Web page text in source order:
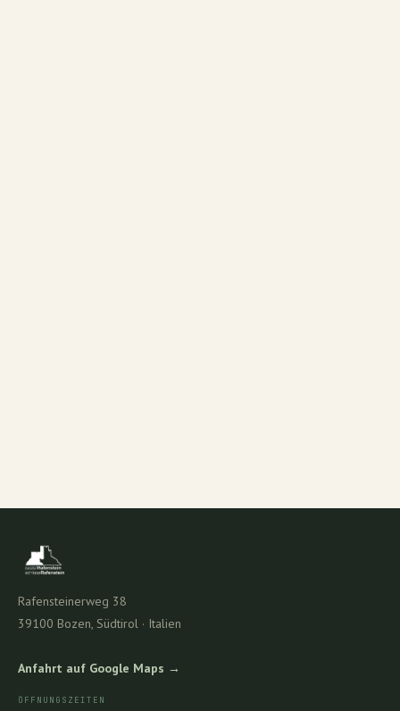
Rafensteinerweg 38
39100 Bozen, Südtirol · Italien
Anfahrt auf Google Maps →︎
ÖFFNUNGSZEITEN